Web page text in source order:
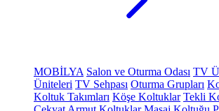
MOBİLYA Salon ve Oturma Odası TV
Üniteleri TV Sehpası Oturma Grupları
Koltuk Takımları Köşe Koltuklar Tekli